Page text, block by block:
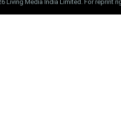
Living Media India Limited. For reprint